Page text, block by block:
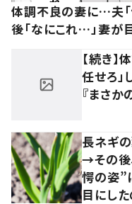
体調不良の妻に…夫
後「なにこれ…」妻が
【続き
任せろ」
『まさか
長ネギ
→その後
愕の姿”
目にした